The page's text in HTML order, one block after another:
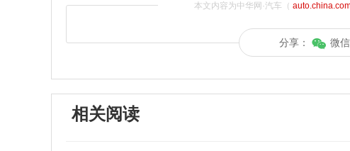
本文内容为中华网·汽车（
分享： 微信
相关阅读